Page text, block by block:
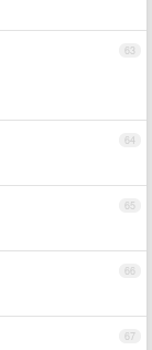
63
64
65
66
67